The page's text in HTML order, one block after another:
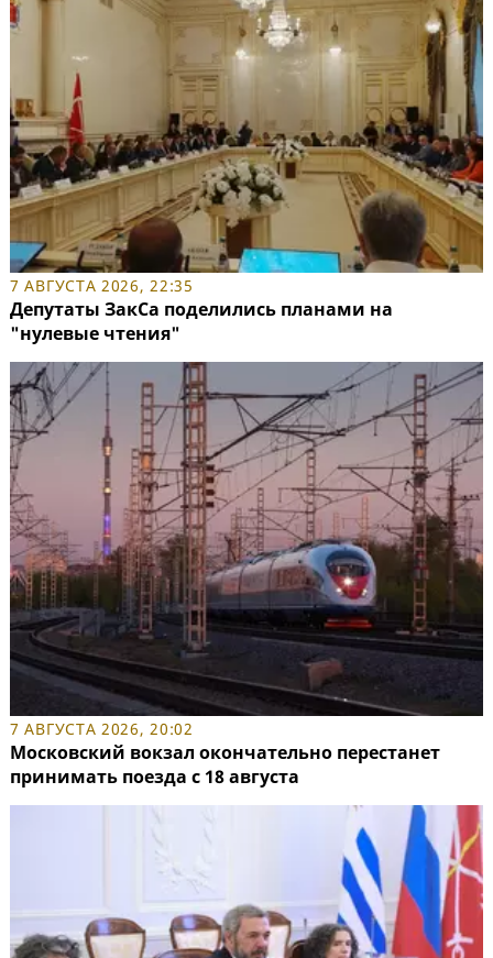
7 АВГУСТА 2026, 22:35
Депутаты ЗакСа поделились планами на
"нулевые чтения"
7 АВГУСТА 2026, 20:02
Московский вокзал окончательно перестанет
принимать поезда с 18 августа